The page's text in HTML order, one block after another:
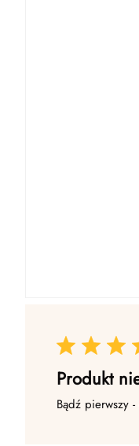
Produkt
Bądź pierwszy